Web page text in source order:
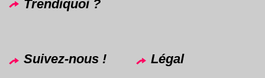
Trendiquoi ?
Suivez-nous ! Légal